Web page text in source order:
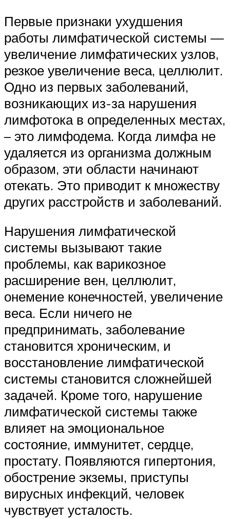
Первые признаки ухудшения
работы лимфатической системы —
увеличение лимфатических узлов,
резкое увеличение веса, целлюлит.
Одно из первых заболеваний,
возникающих из-за нарушения
лимфотока в определенных местах,
– это лимфодема. Когда лимфа не
удаляется из организма должным
образом, эти области начинают
отекать. Это приводит к множеству
других расстройств и заболеваний.
Нарушения лимфатической
системы вызывают такие
проблемы, как варикозное
расширение вен, целлюлит,
онемение конечностей, увеличение
веса. Если ничего не
предпринимать, заболевание
становится хроническим, и
восстановление лимфатической
системы становится сложнейшей
задачей. Кроме того, нарушение
лимфатической системы также
влияет на эмоциональное
состояние, иммунитет, сердце,
простату. Появляются гипертония,
обострение экземы, приступы
вирусных инфекций, человек
чувствует усталость.